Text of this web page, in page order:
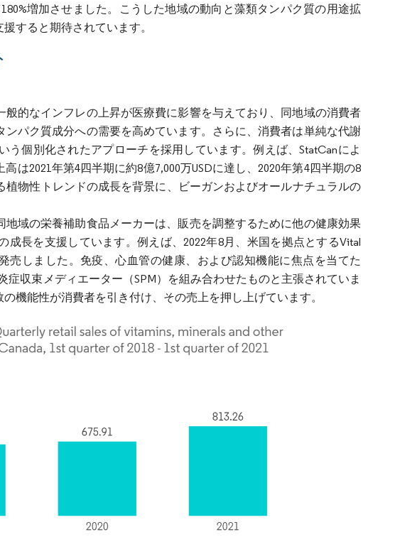
増加させました。こうした地域の動向と藻類タンパク質の用途拡
すると期待されています。
的なインフレの上昇が医療費に影響を与えており、同地域の消費者
パク質成分への需要を高めています。さらに、消費者は単純な代謝
個別化されたアプローチを採用しています。例えば、StatCanによ
は2021年第4四半期に約8億7,000万USDに達し、2020年第4四半期の8
植物性トレンドの成長を背景に、ビーガンおよびオールナチュラルの
域の栄養補助食品メーカーは、販売を調整するために他の健康効果
長を支援しています。例えば、2022年8月、米国を拠点とするVital
売しました。免疫、心血管の健康、および認知機能に焦点を当てた
症収束メディエーター（SPM）を組み合わせたものと主張されていま
機能性が消費者を引き付け、その売上を押し上げています。